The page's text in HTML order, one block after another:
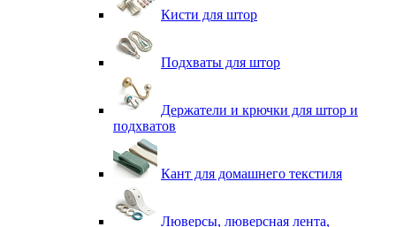
Кисти для штор
Подхваты для штор
Держатели и крючки для штор и
подхватов
Кант для домашнего текстиля
Люверсы, люверсная лента,